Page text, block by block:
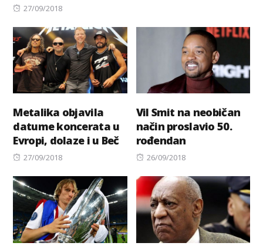
Posted
27/09/2018
Metalika objavila
datume koncerata u
Evropi, dolaze i u Beč
Posted
27/09/2018
Vil Smit na neobičan
način proslavio 50.
rođendan
Posted
26/09/2018